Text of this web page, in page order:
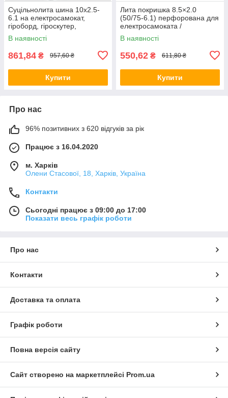
Суцільнолита шина 10х2.5-
6.1 на електросамокат,
гіроборд, гіроскутер,
Бескамерна,
АНТИПРОКОЛЬНА
В наявності
861,84 ₴ 957,60 ₴
Купити
Лита покришка 8.5×2.0
(50/75-6.1) перфорована для
електросамоката /
гіроскутера
В наявності
550,62 ₴ 611,80 ₴
Купити
Про нас
96% позитивних з 620 відгуків за рік
Працює з 16.04.2020
м. Харків
Олени Стасової, 18, Харків, Україна
Контакти
Сьогодні працює з 09:00 до 17:00
Показати весь графік роботи
Про нас
Контакти
Доставка та оплата
Графік роботи
Повна версія сайту
Сайт створено на маркетплейсі Prom.ua